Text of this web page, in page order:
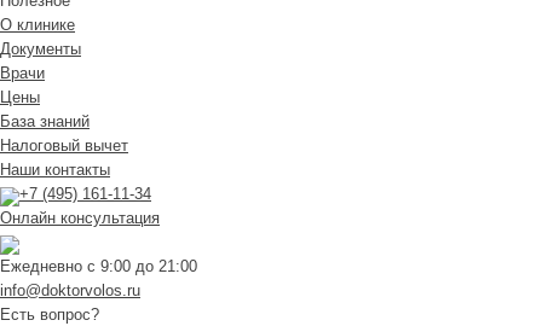
О клинике
Документы
Врачи
Цены
База знаний
Налоговый вычет
Наши контакты
+7 (495) 161-11-34
Онлайн консультация
Ежедневно с 9:00 до 21:00
info@doktorvolos.ru
Есть вопрос?